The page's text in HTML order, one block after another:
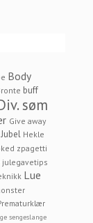
Body
buff
søm
Give away
Hekle
zpagetti
julegavetips
Lue
sengeslange